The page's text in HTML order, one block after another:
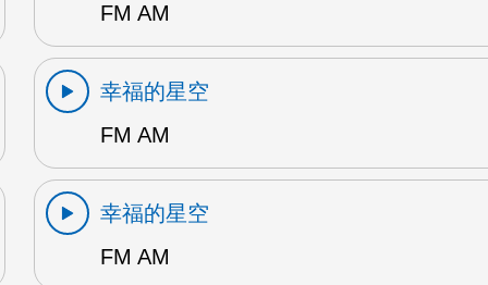
FM AM
幸福的星空
FM AM
幸福的星空
FM AM